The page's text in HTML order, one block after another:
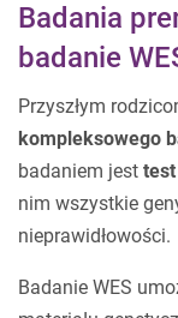
Badania
badanie
Przyszłym
kompleksowego
badaniem jest test
nim wszystkie
nieprawidłowości.
Badanie WES